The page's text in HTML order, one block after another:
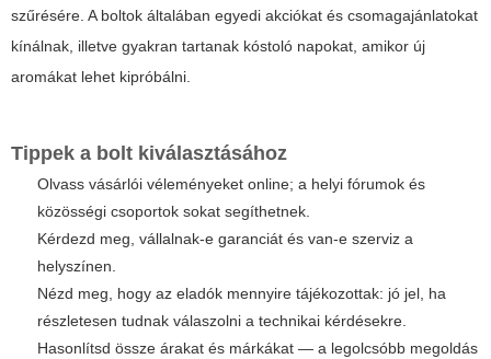
szűrésére. A boltok általában egyedi akciókat és csomagajánlatokat
kínálnak, illetve gyakran tartanak kóstoló napokat, amikor új
aromákat lehet kipróbálni.
Tippek a bolt kiválasztásához
Olvass vásárlói véleményeket online; a helyi fórumok és
közösségi csoportok sokat segíthetnek.
Kérdezd meg, vállalnak-e garanciát és van-e szerviz a
helyszínen.
Nézd meg, hogy az eladók mennyire tájékozottak: jó jel, ha
részletesen tudnak válaszolni a technikai kérdésekre.
Hasonlítsd össze árakat és márkákat — a legolcsóbb megoldás